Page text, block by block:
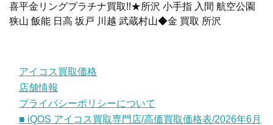
喜平金リングプラチナ買取!!★所沢 小手指 入間 航空公園
狭山 飯能 日高 坂戸 川越 武蔵村山◆金 買取 所沢
アイコス買取価格
店舗情報
プライバシーポリシーについて
■ iQOS アイコス買取専門店/高価買取価格表/2026年6月